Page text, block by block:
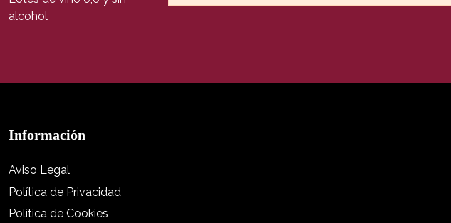
alcohol
Información
Aviso Legal
Política de Privacidad
Política de Cookies